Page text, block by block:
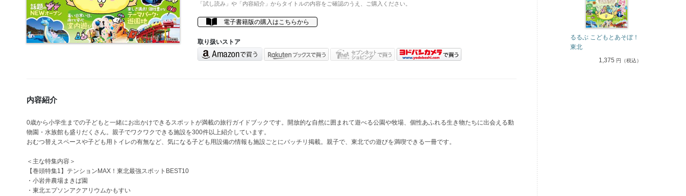
「試し読み」や「内容紹介」からタイトルの内容をご確認のうえ、ご購入ください。
電子書籍版の購入はこちらから
取り扱いストア
内容紹介
0歳から小学生までの子どもと一緒にお出かけできるスポットが満載の旅行ガイドブックです。開放的な自然に囲まれて遊べる公園や牧場、個性あふれる生き物たちに出会える動
物園・水族館も盛りだくさん。親子でワクワクできる施設を300件以上紹介しています。
おむつ替えスペースや子ども用トイレの有無など、気になる子ども用設備の情報も施設ごとにバッチリ掲載。親子で、東北での遊びを満喫できる一冊です。
＜主な特集内容＞
【巻頭特集1】テンションMAX！東北最強スポットBEST10
・小岩井農場まきば園
・東北エプソンアクアリウムかもすい
るるぶ こどもとあそぼ！
東北
1,375 円（税込）